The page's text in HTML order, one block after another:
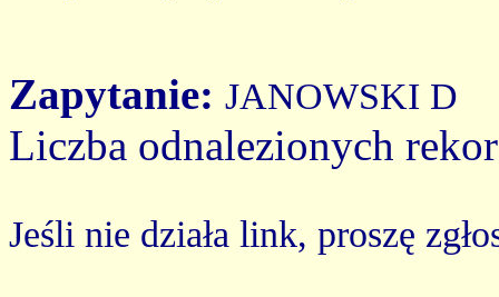
Zapytanie: JANOWSKI D
Liczba odnalezionych
Jeśli nie działa link, proszę